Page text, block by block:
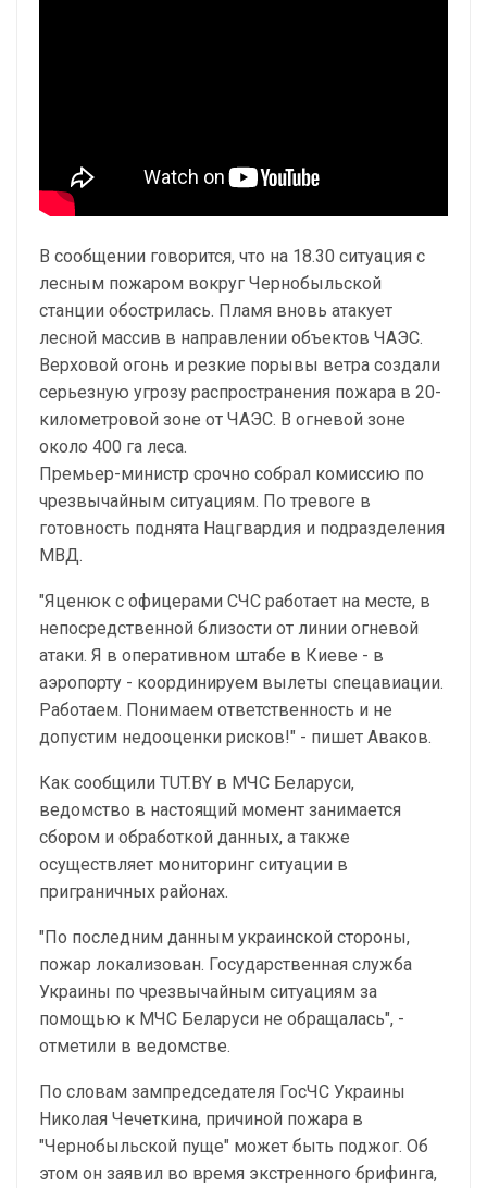
В сообщении говорится, что на 18.30 ситуация с
лесным пожаром вокруг Чернобыльской
станции обострилась. Пламя вновь атакует
лесной массив в направлении объектов ЧАЭС.
Верховой огонь и резкие порывы ветра создали
серьезную угрозу распространения пожара в 20-
километровой зоне от ЧАЭС. В огневой зоне
около 400 га леса.
Премьер-министр срочно собрал комиссию по
чрезвычайным ситуациям. По тревоге в
готовность поднята Нацгвардия и подразделения
МВД.
"Яценюк с офицерами СЧС работает на месте, в
непосредственной близости от линии огневой
атаки. Я в оперативном штабе в Киеве - в
аэропорту - координируем вылеты спецавиации.
Работаем. Понимаем ответственность и не
допустим недооценки рисков!" - пишет Аваков.
Как сообщили TUT.BY в МЧС Беларуси,
ведомство в настоящий момент занимается
сбором и обработкой данных, а также
осуществляет мониторинг ситуации в
приграничных районах.
"По последним данным украинской стороны,
пожар локализован. Государственная служба
Украины по чрезвычайным ситуациям за
помощью к МЧС Беларуси не обращалась", -
отметили в ведомстве.
По словам зампредседателя ГосЧС Украины
Николая Чечеткина, причиной пожара в
"Чернобыльской пуще" может быть поджог. Об
этом он заявил во время экстренного брифинга,